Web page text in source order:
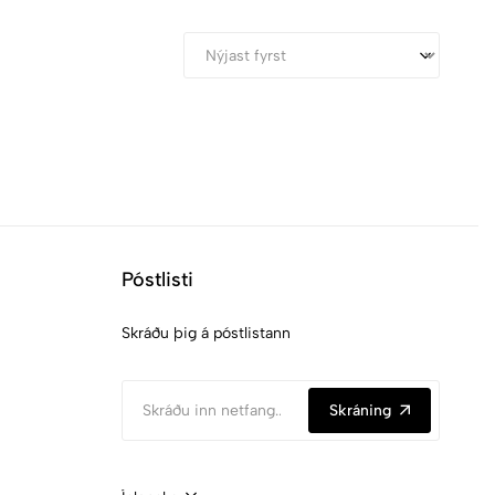
Póstlisti
Skráðu þig á póstlistann
Skráning